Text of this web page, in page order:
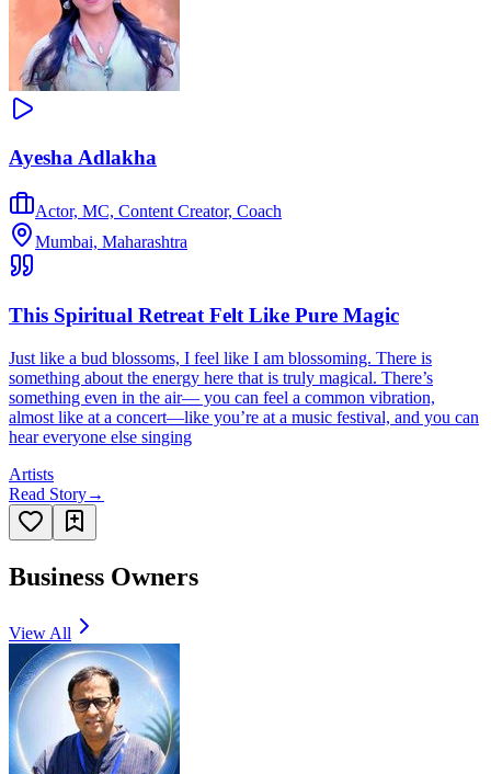
Ayesha Adlakha
Actor, MC, Content Creator, Coach
Mumbai, Maharashtra
This Spiritual Retreat Felt Like Pure Magic
Just like a bud blossoms, I feel like I am blossoming. There is
something about the energy here that is truly magical. There’s
something even in the air— you can feel a common vibration,
almost like at a concert—like you’re at a music festival, and you can
hear everyone else singing
Artists
Read Story→
Business Owners
View All